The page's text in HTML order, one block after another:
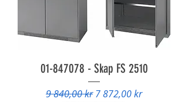
01-847078 - Skap FS 2510
Vanlig pris
9 840,00 kr Salgspris
7 872,00 kr